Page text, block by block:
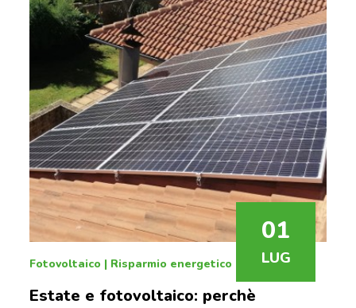
01
LUG
Fotovoltaico | Risparmio energetico
Estate e fotovoltaico: perchè